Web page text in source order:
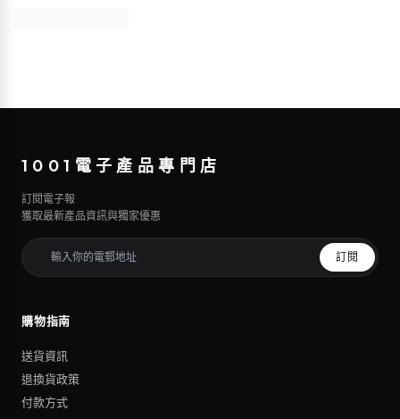
1001電子產品專門店
訂閱電子報
獲取最新產品資訊與獨家優惠
訂閱
購物指南
送貨資訊
退換貨政策
付款方式